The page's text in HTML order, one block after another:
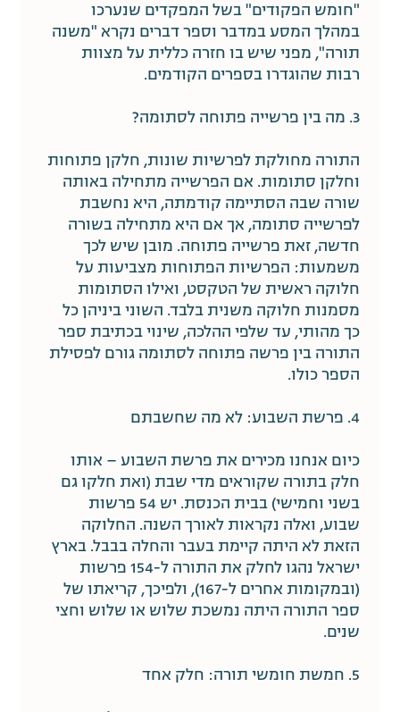
"חומש הפקודים" בשל המפקדים שנערכו
במהלך המסע במדבר וספר דברים נקרא "משנה
תורה", מפני שיש בו חזרה כללית על מצוות
רבות שהוגדרו בספרים הקודמים.
3. מה בין פרשייה פתוחה לסתומה?
התורה מחולקת לפרשיות שונות, חלקן פתוחות
וחלקן סתומות. אם הפרשייה מתחילה באותה
שורה שבה הסתיימה קודמתה, היא נחשבת
לפרשייה סתומה, אך אם היא מתחילה בשורה
חדשה, זאת פרשייה פתוחה. מובן שיש לכך
משמעות: הפרשיות הפתוחות מצביעות על
חלוקה ראשית של הטקסט, ואילו הסתומות
מסמנות חלוקה משנית בלבד. השוני ביניהן כל
כך מהותי, עד שלפי ההלכה, שינוי בכתיבת ספר
התורה בין פרשה פתוחה לסתומה גורם לפסילת
הספר כולו.
4. פרשת השבוע: לא מה שחשבתם
כיום אנחנו מכירים את פרשת השבוע – אותו
חלק בתורה שקוראים מדי שבת (ואת חלקו גם
בשני וחמישי) בבית הכנסת. יש 54 פרשות
שבוע, ואלה נקראות לאורך השנה. החלוקה
הזאת לא היתה קיימת בעבר והחלה בבבל. בארץ
ישראל נהגו לחלק את התורה ל-154 פרשות
(ובמקומות אחרים ל-167), ולפיכך, קריאתו של
ספר התורה היתה נמשכת שלוש או שלוש וחצי
שנים.
5. חמשת חומשי תורה: חלק אחד